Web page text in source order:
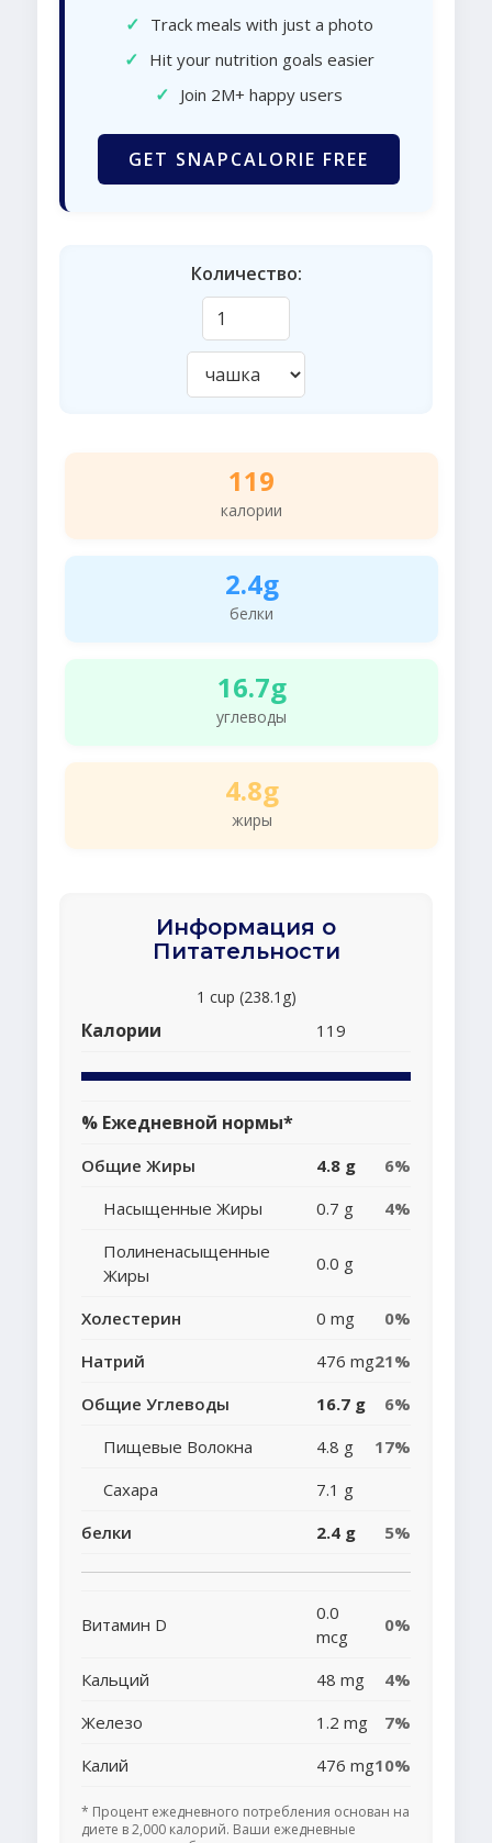
✓ Track meals with just a photo
✓ Hit your nutrition goals easier
✓ Join 2M+ happy users
GET SNAPCALORIE FREE
Количество:
119
калории
2.4g
белки
16.7g
углеводы
4.8g
жиры
Информация о
Питательности
1 cup (238.1g)
Калории 119
% Ежедневной нормы*
Общие Жиры 4.8 g
6%
Насыщенные Жиры
0.7 g
4%
Полиненасыщенные
Жиры
0.0 g
Холестерин 0 mg
0%
Натрий
476 mg21%
Общие Углеводы
16.7 g
6%
Пищевые Волокна
4.8 g
17%
Сахара
7.1 g
белки
2.4 g 5%
Витамин D
0.0
mcg
0%
Кальций 48 mg
4%
Железо
1.2 mg
7%
Калий
476 mg10%
* Процент ежедневного потребления основан на
диете в 2,000 калорий. Ваши ежедневные